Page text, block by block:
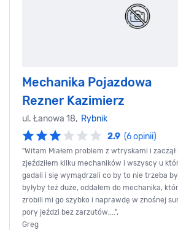
Mechanika Pojazdowa
Rezner Kazimierz
ul. Łanowa 18, Rybnik
2.9 (6 opinii)
"Witam Miałem problem z wtryskami i
zjeździłem kilku mechaników i wszyscy u
gadali i się wymądrzali co by to nie trzeba
byłyby też duże, oddałem do mechanika,
zrobili mi go szybko i naprawdę w znośnej
pory jeździ bez zarzutów,...",
Greg